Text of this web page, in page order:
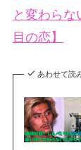
と変わら
目の恋】
あわせて読